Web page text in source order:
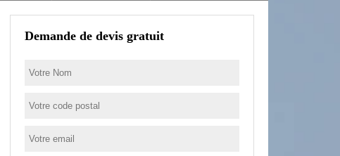
Demande de devis gratuit